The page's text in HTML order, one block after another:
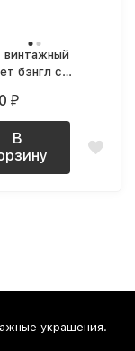
винтажный
бэнгл с
₽
В
украшения.